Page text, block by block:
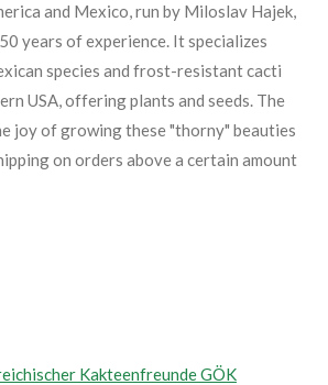
and Mexico, run by Miloslav Hajek,
years of experience. It specializes
species and frost-resistant cacti
USA, offering plants and seeds. The
joy of growing these "thorny" beauties
on orders above a certain amount
Kakteenfreunde GÖK